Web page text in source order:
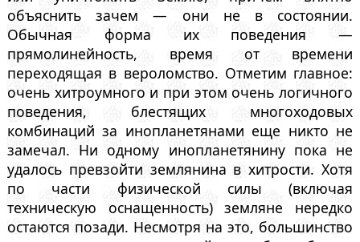
объяснить зачем — они не в состоянии.
Обычная форма их поведения —
прямолинейность, время от времени
переходящая в вероломство. Отметим главное:
очень хитроумного и при этом очень логичного
поведения, блестящих многоходовых
комбинаций за инопланетянами еще никто не
замечал. Ни одному инопланетянину пока не
удалось превзойти землянина в хитрости. Хотя
по части физической силы (включая
техническую оснащенность) земляне нередко
остаются позади. Несмотря на это, большинство